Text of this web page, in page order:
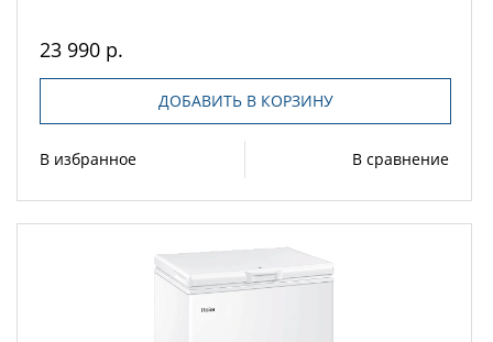
23 990 р.
ДОБАВИТЬ В КОРЗИНУ
В избранное В сравнение